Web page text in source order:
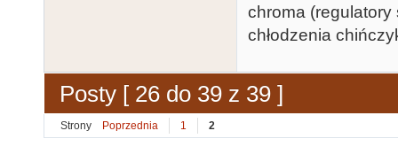
chroma (regulatory
chłodzenia
Posty [ 26 do 39 z 39 ]
Strony Poprzednia 1 2